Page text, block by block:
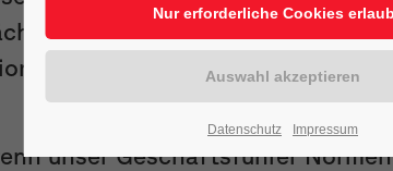
zu einer
beitragen kann und Sie damit
unser Geschäftsführer
Datenschutz Impressum